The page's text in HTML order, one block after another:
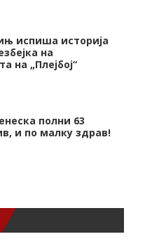
испиша историја
на
на „Плејбој“
полни 63
и по малку здрав!